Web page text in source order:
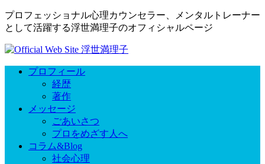
プロフェッショナル心理カウンセラー、メンタルトレーナー
として活躍する浮世満理子のオフィシャルページ
プロフィール
経歴
著作
メッセージ
ごあいさつ
プロをめざす人へ
コラム&Blog
社会心理